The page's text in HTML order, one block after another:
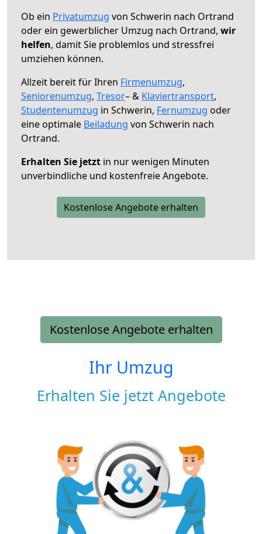
Ob ein Privatumzug von Schwerin nach Ortrand
oder ein gewerblicher Umzug nach Ortrand, wir
helfen, damit Sie problemlos und stressfrei
umziehen können.
Allzeit bereit für Ihren Firmenumzug,
Seniorenumzug, Tresor– & Klaviertransport,
Studentenumzug in Schwerin, Fernumzug oder
eine optimale Beiladung von Schwerin nach
Ortrand.
Erhalten Sie jetzt in nur wenigen Minuten
unverbindliche und kostenfreie Angebote.
Kostenlose Angebote erhalten
Kostenlose Angebote erhalten
Ihr Umzug
Erhalten Sie jetzt Angebote